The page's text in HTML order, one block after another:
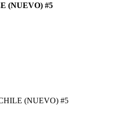
(NUEVO) #5
(NUEVO) #5